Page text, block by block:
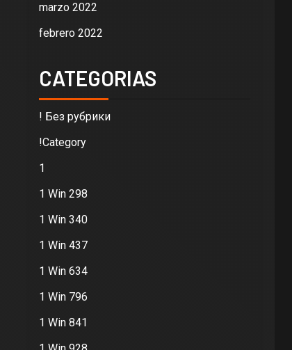
marzo 2022
febrero 2022
CATEGORIAS
! Без рубрики
!Category
1
1 Win 298
1 Win 340
1 Win 437
1 Win 634
1 Win 796
1 Win 841